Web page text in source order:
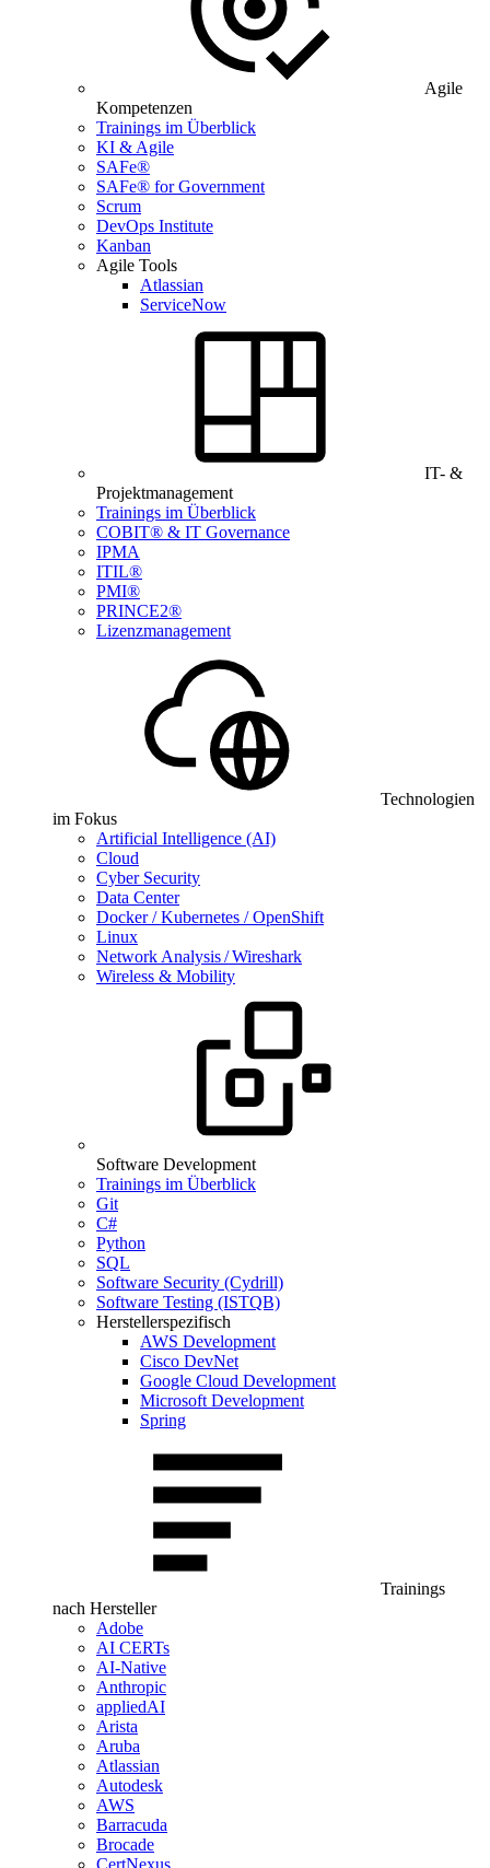
Agile
Kompetenzen
Trainings im Überblick
KI & Agile
SAFe®
SAFe® for Government
Scrum
DevOps Institute
Kanban
Agile Tools
Atlassian
ServiceNow
IT- &
Projektmanagement
Trainings im Überblick
COBIT® & IT Governance
IPMA
ITIL®
PMI®
PRINCE2®
Lizenzmanagement
Technologien
im Fokus
Artificial Intelligence (AI)
Cloud
Cyber Security
Data Center
Docker / Kubernetes / OpenShift
Linux
Network Analysis / Wireshark
Wireless & Mobility
Software Development
Trainings im Überblick
Git
C#
Python
SQL
Software Security (Cydrill)
Software Testing (ISTQB)
Herstellerspezifisch
AWS Development
Cisco DevNet
Google Cloud Development
Microsoft Development
Spring
Trainings
nach Hersteller
Adobe
AI CERTs
AI-Native
Anthropic
appliedAI
Arista
Aruba
Atlassian
Autodesk
AWS
Barracuda
Brocade
CertNexus